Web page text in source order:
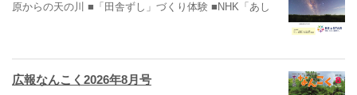
原からの天の川 ■「田舎ずし」づくり体験 ■NHK「あし
広報なんこく2026年8月号